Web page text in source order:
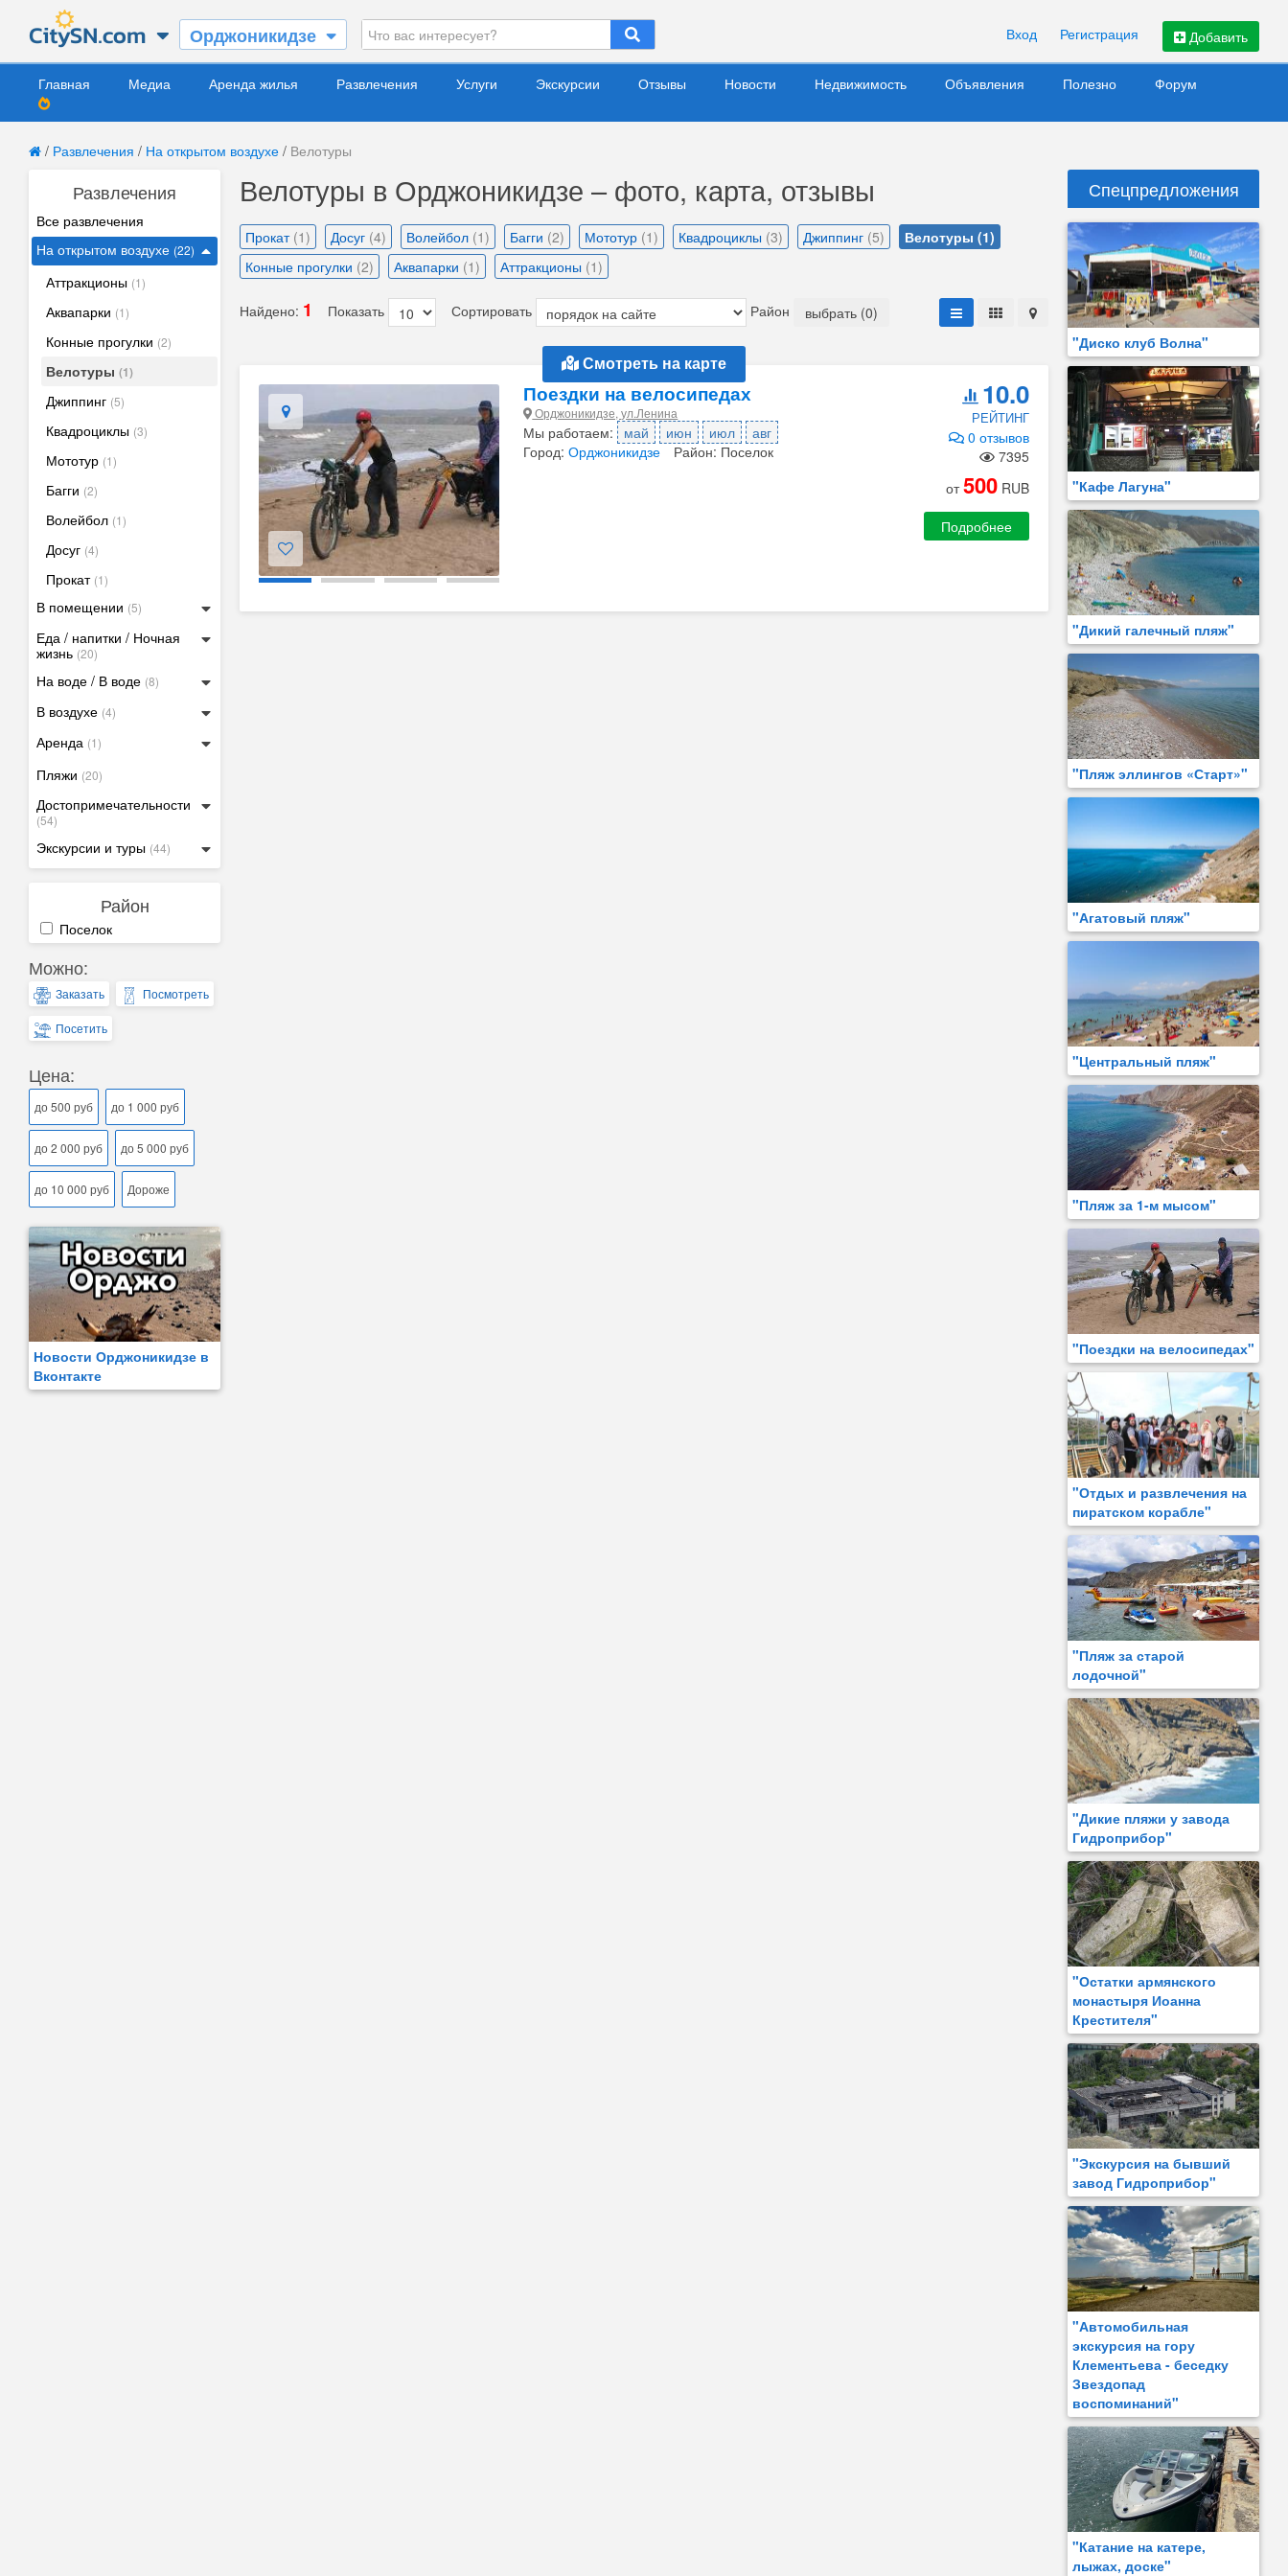
Орджоникидзе Добавить
Вход Регистрация
Главная Медиа Аренда жилья Развлечения Услуги Экскурсии Отзывы Новости Недвижимость Объявления Полезно Форум
/ Развлечения / На открытом воздухе / Велотуры
Развлечения
Все развлечения
На открытом воздухе (22)
Аттракционы (1)
Аквапарки (1)
Конные прогулки (2)
Велотуры (1)
Джиппинг (5)
Квадроциклы (3)
Мототур (1)
Багги (2)
Волейбол (1)
Досуг (4)
Прокат (1)
В помещении (5)
Еда / напитки / Ночная
жизнь (20)
На воде / В воде (8)
В воздухе (4)
Аренда (1)
Пляжи (20)
Достопримечательности
(54)
Экскурсии и туры (44)
Район
Поселок
Можно:
Заказать Посмотреть
Посетить
Цена:
до 500 руб до 1 000 руб
до 2 000 руб до 5 000 руб
до 10 000 руб Дороже
Новости Орджоникидзе в
Вконтакте
Велотуры в Орджоникидзе – фото, карта, отзывы
Прокат (1) Досуг (4) Волейбол (1) Багги (2) Мототур (1) Квадроциклы (3) Джиппинг (5) Велотуры (1)
Конные прогулки (2) Аквапарки (1) Аттракционы (1)
Найдено: 1 Показать Сортировать Район выбрать (0)
Смотреть на карте
Поездки на велосипедах
Орджоникидзе, ул.Ленина
Мы работаем: май июн июл
авг
Город:Орджоникидзе Район: Поселок
10.0
РЕЙТИНГ
0 отзывов
7395
от500RUB
Подробнее
Спецпредложения
"Диско клуб Волна"
"Кафе Лагуна"
"Дикий галечный пляж"
"Пляж эллингов «Старт»"
"Агатовый пляж"
"Центральный пляж"
"Пляж за 1-м мысом"
"Поездки на велосипедах"
"Отдых и развлечения на
пиратском корабле"
"Пляж за старой
лодочной"
"Дикие пляжи у завода
Гидроприбор"
"Остатки армянского
монастыря Иоанна
Крестителя"
"Экскурсия на бывший
завод Гидроприбор"
"Автомобильная
экскурсия на гору
Клементьева - беседку
Звездопад
воспоминаний"
"Катание на катере,
лыжах, доске"